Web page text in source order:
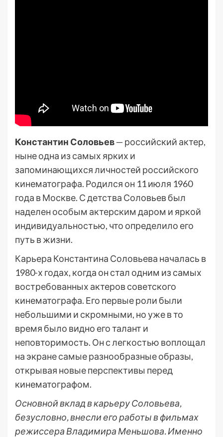
Константин Соловьев— российский актер,
ныне одна из самых ярких и
запоминающихся личностей российского
кинематографа. Родился он 11 июля 1960
года в Москве. С детства Соловьев был
наделен особым актерским даром и яркой
индивидуальностью, что определило его
путь в жизни.
Карьера Константина Соловьева началась в
1980-х годах, когда он стал одним из самых
востребованных актеров советского
кинематографа. Его первые роли были
небольшими и скромными, но уже в то
время было видно его талант и
неповторимость. Он с легкостью воплощал
на экране самые разнообразные образы,
открывая новые перспективы перед
кинематографом.
Основной вклад в карьеру Соловьева,
безусловно, внесли его работы в фильмах
режиссера Владимира Меньшова. Именно